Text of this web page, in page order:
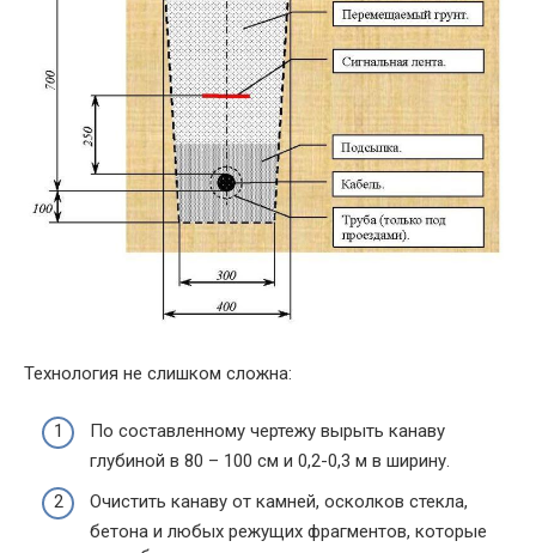
Технология не слишком сложна:
По составленному чертежу вырыть канаву
глубиной в 80 – 100 см и 0,2-0,3 м в ширину.
Очистить канаву от камней, осколков стекла,
бетона и любых режущих фрагментов, которые